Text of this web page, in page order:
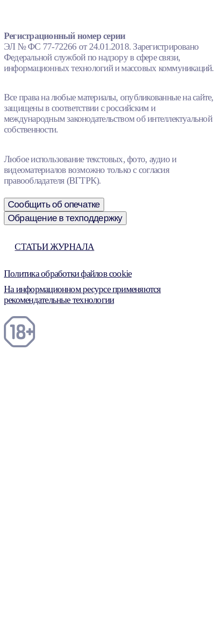
Регистрационный номер серии
ЭЛ № ФС 77-72266 от 24.01.2018. Зарегистрировано
Федеральной службой по надзору в сфере связи,
информационных технологий и массовых коммуникаций.
Все права на любые материалы, опубликованные на сайте,
защищены в соответствии с российским и
международным законодательством об интеллектуальной
собственности.
Любое использование текстовых, фото, аудио и
видеоматериалов возможно только с согласия
правообладателя (ВГТРК).
Сообщить об опечатке
Обращение в техподдержку
СТАТЬИ ЖУРНАЛА
Политика обработки файлов cookie
На информационном ресурсе применяются
рекомендательные технологии